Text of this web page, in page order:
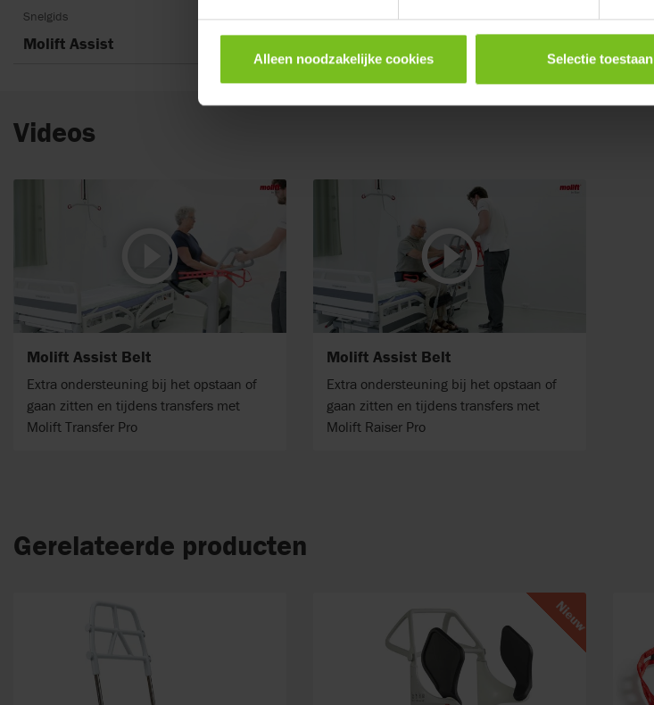
Alleen noodzakelijke cookies Selectie toestaan
Snelgids
Molift Assist
Videos
Molift Assist Belt
Extra ondersteuning bij het opstaan ​​of
gaan zitten en tijdens transfers met
Molift Transfer Pro
Molift Assist Belt
Extra ondersteuning bij het opstaan ​​of
gaan zitten en tijdens transfers met
Molift Raiser Pro
Gerelateerde producten
Nieuw